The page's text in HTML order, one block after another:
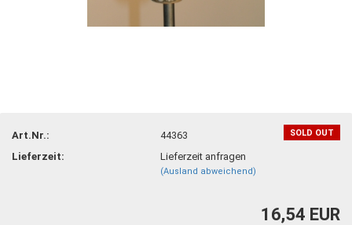
SOLD OUT
Art.Nr.:
44363
Lieferzeit:
Lieferzeit anfragen
(Ausland abweichend)
16,54 EUR